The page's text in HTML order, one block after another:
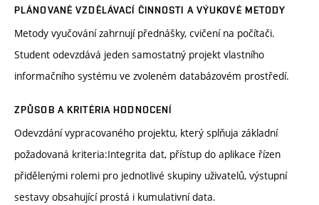
PLÁNOVANÉ VZDĚLÁVACÍ ČINNOSTI A VÝUKOVÉ METODY
Metody vyučování zahrnují přednášky, cvičení na počítači.
Student odevzdává jeden samostatný projekt vlastního
informačního systému ve zvoleném databázovém prostředí.
ZPŮSOB A KRITÉRIA HODNOCENÍ
Odevzdání vypracovaného projektu, který splňuja základní
požadovaná kriteria:Integrita dat, přístup do aplikace řízen
přidělenými rolemi pro jednotlivé skupiny uživatelů, výstupní
sestavy obsahující prostá i kumulativní data.